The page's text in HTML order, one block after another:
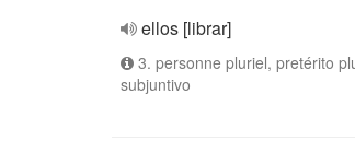
ellos [librar]
3. personne pluriel, pretérito
subjuntivo